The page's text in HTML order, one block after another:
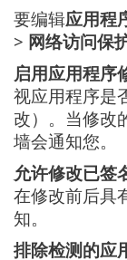
要编辑应用程
> 网络访问保
启用应用程序
视应用程序是
改）。当修改
墙会通知您。
允许修改已签
在修改前后具
知。
排除检测的应